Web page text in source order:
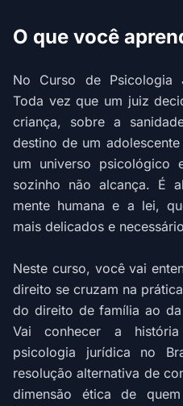
O que você
No Curso de Psicologia
Toda vez que um juiz
criança, sobre a
destino de um
um universo psicológico
sozinho não alcança. É
mente humana e a lei,
mais delicados e
Neste curso, você vai
direito se cruzam na
do direito de família ao
Vai conhecer a
psicologia jurídica no
resolução alternativa de
dimensão ética de